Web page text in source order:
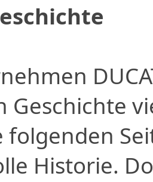
Geschichte
folgenden
Historie.